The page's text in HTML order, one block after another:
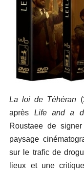
La loi de Téhéran
après Life and a
Roustaee de
paysage
sur le trafic de
lieux et une